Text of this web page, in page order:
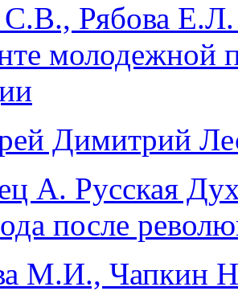
Рябова
молодежной
Димитрий
А. Русская
после
М.И., Чапкин